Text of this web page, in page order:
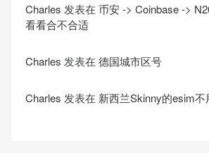
Charles 发表在 币安 -> Coinbase ->
看看合不合适
Charles 发表在 德国城市区号
Charles 发表在 新西兰Skinny的esim